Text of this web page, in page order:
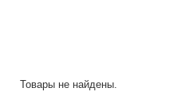
Товары не найдены.